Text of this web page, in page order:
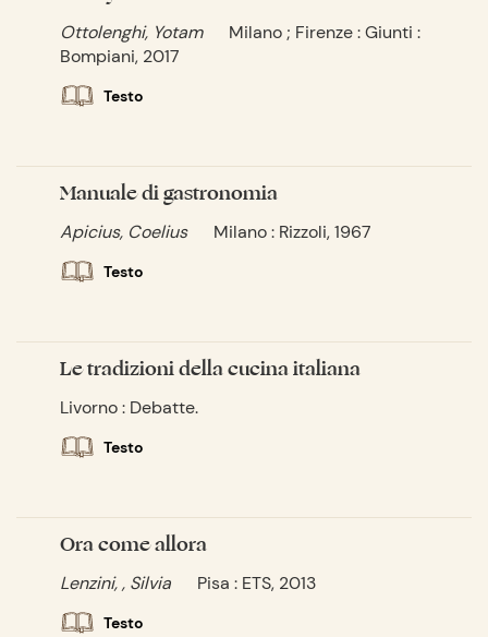
Ottolenghi, Yotam
Milano ; Firenze : Giunti :
Bompiani, 2017
Testo
Manuale di gastronomia
Apicius, Coelius Milano : Rizzoli, 1967
Testo
Le tradizioni della cucina italiana
Livorno : Debatte.
Testo
Ora come allora
Lenzini, , Silvia Pisa : ETS, 2013
Testo